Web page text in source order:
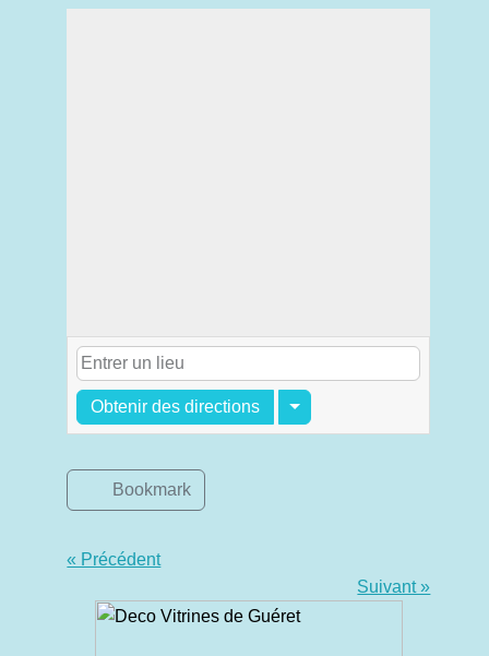
Obtenir des directions
Bookmark
« Précédent
Suivant »